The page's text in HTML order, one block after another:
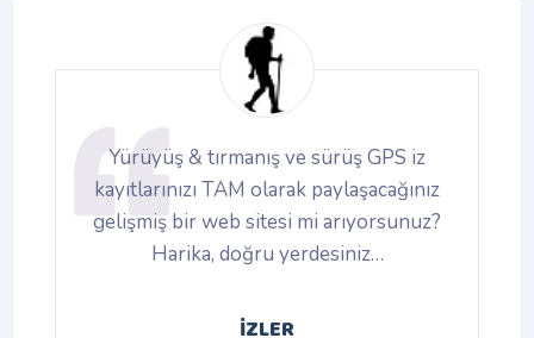
Yürüyüş & tırmanış ve sürüş GPS iz
kayıtlarınızı TAM olarak paylaşacağınız
gelişmiş bir web sitesi mi arıyorsunuz?
Harika, doğru yerdesiniz…
İZLER